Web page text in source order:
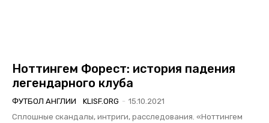
Ноттингем Форест: история падения
легендарного клуба
ФУТБОЛ АНГЛИИ KLISF.ORG - 15.10.2021
Сплошные скандалы, интриги, расследования. «Ноттингем